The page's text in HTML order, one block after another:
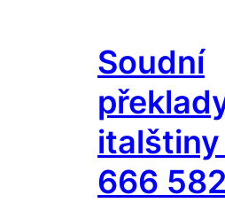
obsahSoudní
666 582